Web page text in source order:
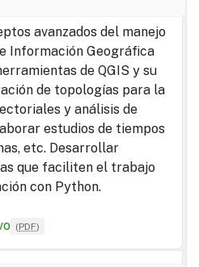
avanzados del manejo
Información Geográfica
de QGIS y su
de topologías para la
y análisis de
estudios de tiempos
etc. Desarrollar
que faciliten el trabajo
con Python.
(PDF)